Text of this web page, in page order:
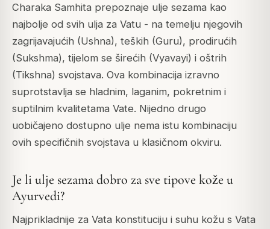
Charaka Samhita prepoznaje ulje sezama kao
najbolje od svih ulja za Vatu - na temelju njegovih
zagrijavajućih (Ushna), teških (Guru), prodirućih
(Sukshma), tijelom se širećih (Vyavayi) i oštrih
(Tikshna) svojstava. Ova kombinacija izravno
suprotstavlja se hladnim, laganim, pokretnim i
suptilnim kvalitetama Vate. Nijedno drugo
uobičajeno dostupno ulje nema istu kombinaciju
ovih specifičnih svojstava u klasičnom okviru.
Je li ulje sezama dobro za sve tipove kože u
Ayurvedi?
Najprikladnije za Vata konstituciju i suhu kožu s Vata